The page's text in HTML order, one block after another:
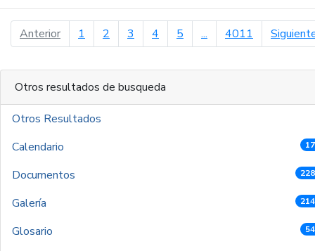
Anteriorpágina anterior
1 2 3 4 5 ... 4011
Otros resultados de busqueda
Otros Resultados
Calendario
Documentos
Galería
Glosario